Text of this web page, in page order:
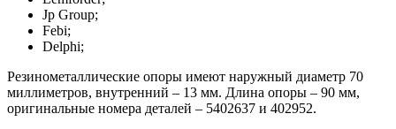
Jp Group;
Febi;
Delphi;
Резинометаллические опоры имеют наружный диаметр 70
миллиметров, внутренний – 13 мм. Длина опоры – 90 мм,
оригинальные номера деталей – 5402637 и 402952.